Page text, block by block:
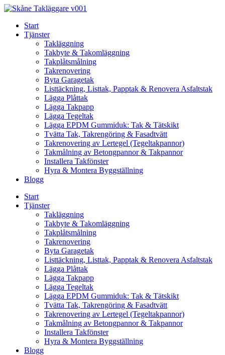
Skip
contentStart
Tjänster
Takläggning
Takbyte & Takomläggning
Takplåtsmålning
Takrenovering
Byta Garagetak
Listtäckning, Listtak, Papptak & Renovera Asfaltstak
Lägga Plåttak
Lägga Takpapp
Lägga Tegeltak
Lägga EPDM Gummiduk: Tak & Tätskikt
Tvätta Tak, Takrengöring & Fasadtvätt
Takrenovering av Lertegel (Tegeltakpannor)
Takmålning av Betongpannor & Takpannor
Installera Takfönster
Hyra & Montera Byggställning
Blogg
Start
Tjänster
Takläggning
Takbyte & Takomläggning
Takplåtsmålning
Takrenovering
Byta Garagetak
Listtäckning, Listtak, Papptak & Renovera Asfaltstak
Lägga Plåttak
Lägga Takpapp
Lägga Tegeltak
Lägga EPDM Gummiduk: Tak & Tätskikt
Tvätta Tak, Takrengöring & Fasadtvätt
Takrenovering av Lertegel (Tegeltakpannor)
Takmålning av Betongpannor & Takpannor
Installera Takfönster
Hyra & Montera Byggställning
Blogg